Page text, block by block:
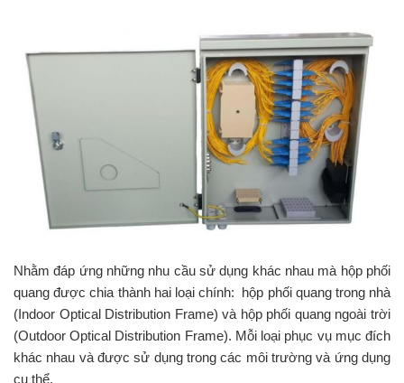
Nhằm đáp ứng những nhu cầu sử dụng khác nhau mà hộp phối
quang được chia thành hai loại chính: hộp phối quang trong nhà
(Indoor Optical Distribution Frame) và hộp phối quang ngoài trời
(Outdoor Optical Distribution Frame). Mỗi loại phục vụ mục đích
khác nhau và được sử dụng trong các môi trường và ứng dụng
cụ thể.